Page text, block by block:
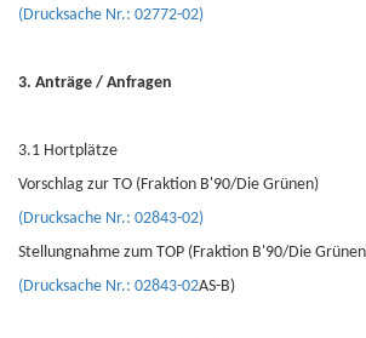
(Drucksache Nr.: 02772-02)
3. Anträge / Anfragen
3.1 Hortplätze
Vorschlag zur TO (Fraktion B'90/Die Grünen)
(Drucksache Nr.: 02843-02)
Stellungnahme zum TOP (Fraktion B'90/Die
(Drucksache Nr.: 02843-02AS-B)